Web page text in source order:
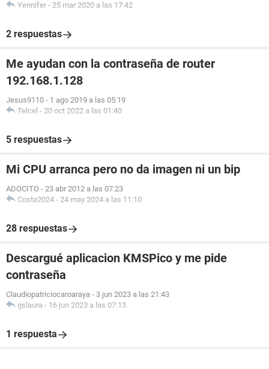
Yennifer - 25 mar 2020 a las 17:42
2 respuestas
Me ayudan con la contraseña de router
192.168.1.128
Jesus9110 - 1 ago 2019 a las 05:19
Telcel - 20 oct 2022 a las 01:40
5 respuestas
Mi CPU arranca pero no da imagen ni un bip
ADOCITO - 23 abr 2012 a las 07:23
Costa2024 - 24 may 2024 a las 11:10
28 respuestas
Descargué aplicacion KMSPico y me pide
contraseña
Claudiopatriciocaroaraya - 3 jun 2023 a las 21:43
gslaura - 16 jun 2023 a las 07:13
1 respuesta